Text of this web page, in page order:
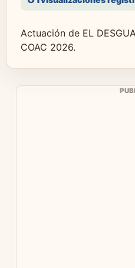
Actuación de EL
COAC 2026.